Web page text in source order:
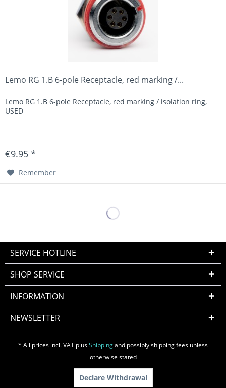
Lemo RG 1.B 6-pole Receptacle, red marking /...
Lemo RG 1.B 6-pole Receptacle, red marking / isolation ring,
USED
€9.95 *
Remember
SERVICE HOTLINE
SHOP SERVICE
INFORMATION
NEWSLETTER
* All prices incl. VAT plusShippingand possibly shipping fees unless
otherwise stated
Declare Withdrawal